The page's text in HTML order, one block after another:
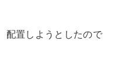
配置しようとしたので